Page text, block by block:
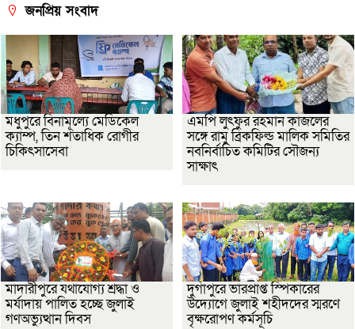
জনপ্রিয় সংবাদ
মধুপুরে বিনামূল্যে মেডিকেল
ক্যাম্প, তিন শতাধিক রোগীর
চিকিৎসাসেবা
এমপি লুৎফুর রহমান কাজলের
সঙ্গে রামু ব্রিকফিল্ড মালিক সমিতির
নবনির্বাচিত কমিটির সৌজন্য
সাক্ষাৎ
মাদারীপুরে যথাযোগ্য শ্রদ্ধা ও
মর্যাদায় পালিত হচ্ছে জুলাই
গণঅভ্যুত্থান দিবস
দুর্গাপুরে ভারপ্রাপ্ত স্পিকারের
উদ্যোগে জুলাই শহীদদের স্মরণে
বৃক্ষরোপণ কর্মসূচি